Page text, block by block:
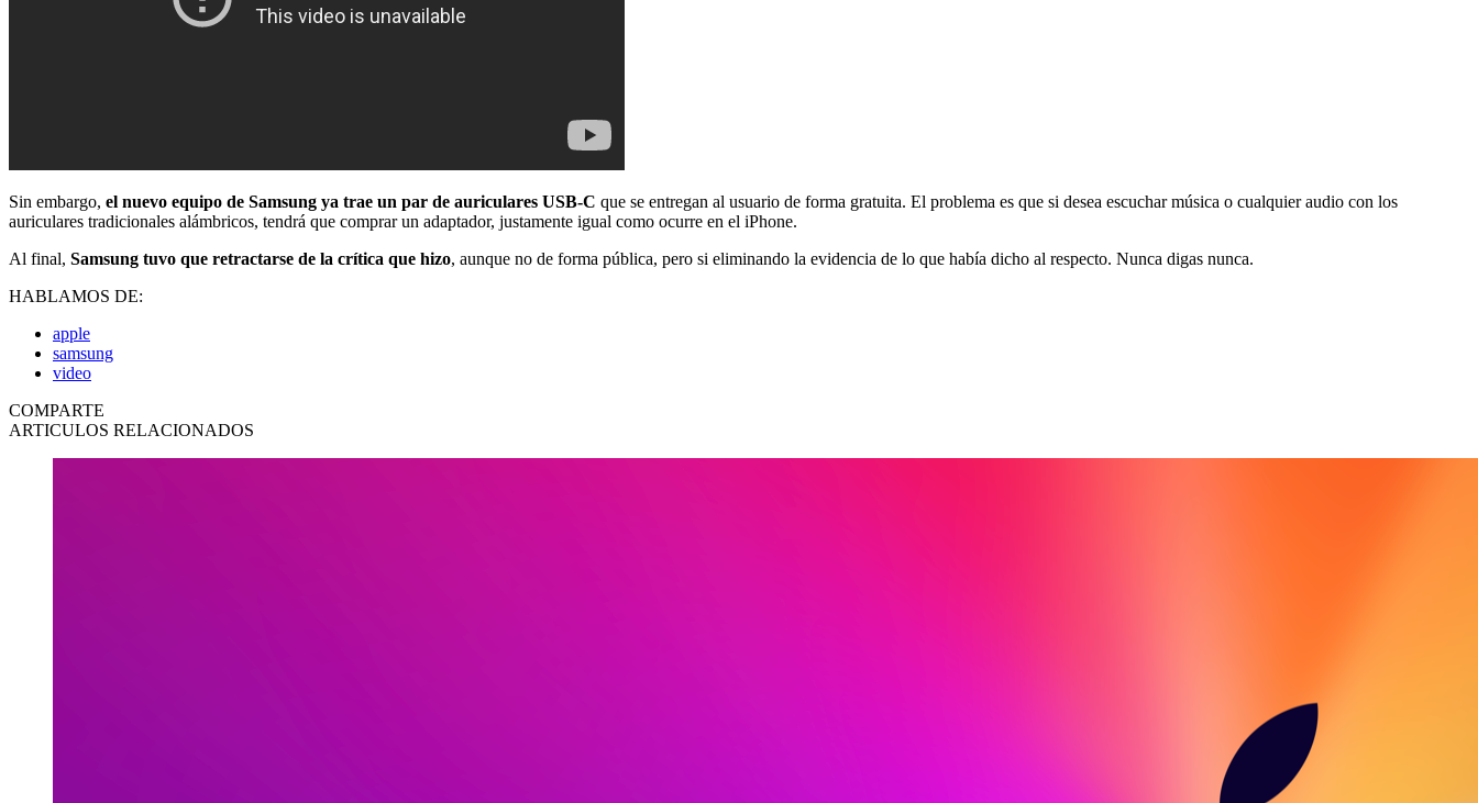
Sin embargo, el nuevo equipo de Samsung ya trae un par de auriculares USB-C que se entregan al usuario de forma gratuita. El problema es que si desea escuchar música o cualquier audio con los
auriculares tradicionales alámbricos, tendrá que comprar un adaptador, justamente igual como ocurre en el iPhone.
Al final, Samsung tuvo que retractarse de la crítica que hizo, aunque no de forma pública, pero si eliminando la evidencia de lo que había dicho al respecto. Nunca digas nunca.
HABLAMOS DE:
apple
samsung
video
COMPARTE
ARTICULOS RELACIONADOS